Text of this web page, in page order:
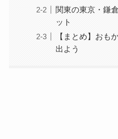
関東の東京・鎌
ット
【まとめ】おも
出よう